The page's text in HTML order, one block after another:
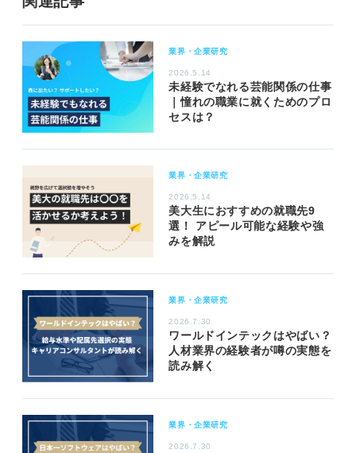
業界・企業研究
2026.5.14
未経験でなれる芸能関係の仕事
｜憧れの職業に就くためのプロ
セスは？
業界・企業研究
2026.5.14
美大生におすすめの就職先9
選！ アピール可能な経験や強
みを解説
業界・企業研究
2026.7.30
ワールドインテックはやばい？
人材業界の経験者が噂の実態を
読み解く
業界・企業研究
2026.7.30